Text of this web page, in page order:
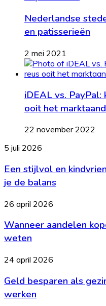
Nederlandse
en patisserieën
2 mei 2021
iDEAL vs. PayPal:
ooit het
22 november 2022
Een
en
kindvriendelijk
interieur:
bewaar
je
de
balans
5 juli 2026
Een stijlvol en
je de balans
Wanneer
kopen?
is
je
weten
26 april 2026
Wanneer aandelen
weten
Geld
als
gezin:
praktische
24 april 2026
Geld besparen als
werken